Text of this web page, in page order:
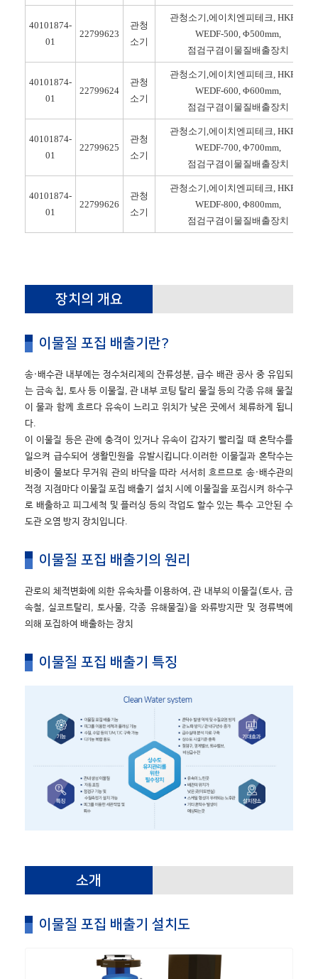
40101874-
01
22799623
관청
소기
관청소기,에이치엔피테크, HKP-S-
WEDF-500, Φ500mm,
점검구겸이물질배출장치
40101874-
01
22799624
관청
소기
관청소기,에이치엔피테크, HKP-S-
WEDF-600, Φ600mm,
점검구겸이물질배출장치
40101874-
01
22799625
관청
소기
관청소기,에이치엔피테크, HKP-S-
WEDF-700, Φ700mm,
점검구겸이물질배출장치
40101874-
01
22799626
관청
소기
관청소기,에이치엔피테크, HKP-S-
WEDF-800, Φ800mm,
점검구겸이물질배출장치
장치의 개요
이물질 포집 배출기란?
송·배수관 내부에는 정수처리제의 잔류성분, 급수 배관 공사 중 유입되
는 금속 칩, 토사 등 이물질, 관 내부 코팅 탈리 물질 등의 각종 유해 물질
이 물과 함께 흐르다 유속이 느리고 위치가 낮은 곳에서 체류하게 됩니
다.
이 이물질 등은 관에 충격이 있거나 유속이 갑자기 빨리질 때 혼탁수를
일으켜 급수되어 생활민원을 유발시킵니다.이러한 이물질과 혼탁수는
비중이 물보다 무거워 관의 바닥을 따라 서서히 흐르므로 송·배수관의
적정 지점마다 이물질 포집 배출기 설치 시에 이물질을 포집시켜 하수구
로 배출하고 피그세척 및 플러싱 등의 작업도 할수 있는 특수 고안된 수
도관 오염 방지 장치입니다.
이물질 포집 배출기의 원리
관로의 체적변화에 의한 유속차를 이용하여, 관 내부의 이물질(토사, 금
속철, 실코트탈리, 토사물, 각종 유해물질)을 와류방지판 및 정류벽에
의해 포집하여 배출하는 장치
이물질 포집 배출기 특징
소개
이물질 포집 배출기 설치도